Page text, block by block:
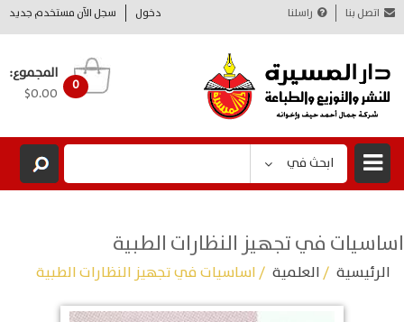
دخول سجل الآن مستخدم جديد اتصل بنا راسلنا
0
المجموع:
$0.00
ابحث في
اساسيات في تجهيز النظارات الطبية
الرئيسية /العلمية / اساسيات في تجهيز النظارات الطبية